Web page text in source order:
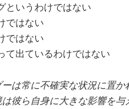
というわけではない
ではない
ではない
て出ているわけではない
ーは常に不確実な状況に置
彼ら自身に大きな影響を